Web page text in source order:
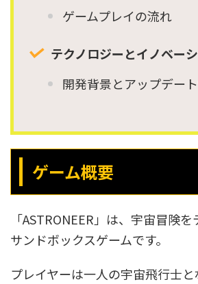
ゲームプレイの流れ
テクノロジーとイノベー
開発背景とアップデー
ゲーム概要
「ASTRONEER」は、宇宙冒険
サンドボックスゲームです。
プレイヤーは一人の宇宙飛行士と